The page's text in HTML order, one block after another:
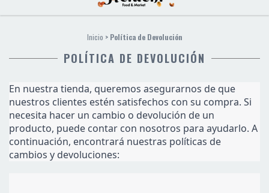
Inicio > Política de Devolución
POLÍTICA DE DEVOLUCIÓN
En nuestra tienda, queremos asegurarnos de que
nuestros clientes estén satisfechos con su compra. Si
necesita hacer un cambio o devolución de un
producto, puede contar con nosotros para ayudarlo. A
continuación, encontrará nuestras políticas de
cambios y devoluciones: